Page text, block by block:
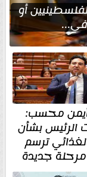
أو
في...
أيمن محسب:
الرئيس بشأن
ترسم
جديدة